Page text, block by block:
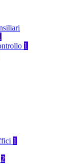
1
1
2